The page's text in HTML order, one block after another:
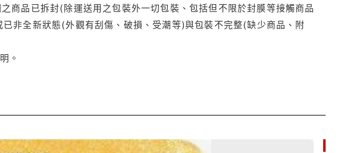
商品已拆封(除運送用之包裝外一切包裝、包括但不限於封膜等接觸商品
非全新狀態(外觀有刮傷、破損、受潮等)與包裝不完整(缺少商品、附
。